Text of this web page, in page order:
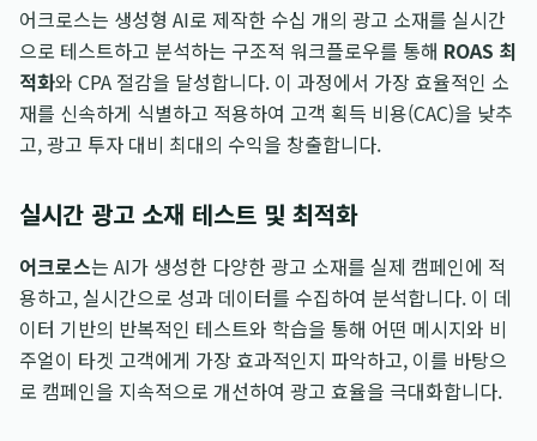
어크로스는 생성형 AI로 제작한 수십 개의 광고 소재를 실시간
으로 테스트하고 분석하는 구조적 워크플로우를 통해 ROAS 최
적화와 CPA 절감을 달성합니다. 이 과정에서 가장 효율적인 소
재를 신속하게 식별하고 적용하여 고객 획득 비용(CAC)을 낮추
고, 광고 투자 대비 최대의 수익을 창출합니다.
실시간 광고 소재 테스트 및 최적화
어크로스는 AI가 생성한 다양한 광고 소재를 실제 캠페인에 적
용하고, 실시간으로 성과 데이터를 수집하여 분석합니다. 이 데
이터 기반의 반복적인 테스트와 학습을 통해 어떤 메시지와 비
주얼이 타겟 고객에게 가장 효과적인지 파악하고, 이를 바탕으
로 캠페인을 지속적으로 개선하여 광고 효율을 극대화합니다.